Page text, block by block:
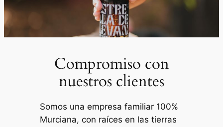
Compromiso con
nuestros clientes
Somos una empresa familiar 100%
Murciana, con raíces en las tierras